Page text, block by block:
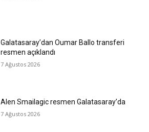
Galatasaray’dan Oumar Ballo transferi
resmen açıklandı
7 Ağustos 2026
Alen Smailagic resmen Galatasaray’da
7 Ağustos 2026